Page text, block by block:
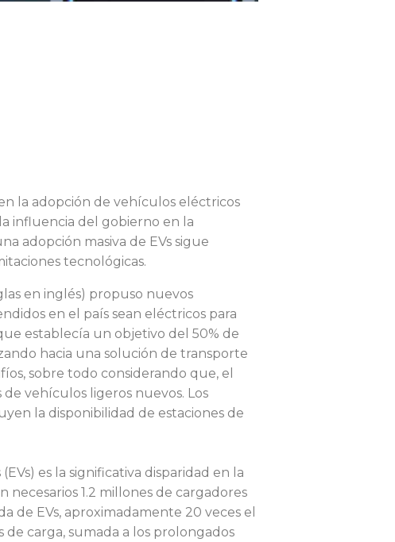
la adopción de vehículos eléctricos
influencia del gobierno en la
adopción masiva de EVs sigue
tecnológicas.
en inglés) propuso nuevos
en el país sean eléctricos para
establecía un objetivo del 50% de
hacia una solución de transporte
sobre todo considerando que, el
vehículos ligeros nuevos. Los
la disponibilidad de estaciones de
es la significativa disparidad en la
necesarios 1.2 millones de cargadores
de EVs, aproximadamente 20 veces el
carga, sumada a los prolongados